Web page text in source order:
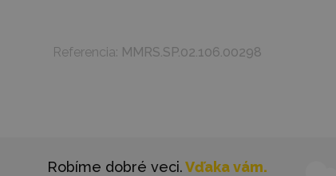
Referencia: MMRS.SP.02.106.00298
Robíme dobré veci.Vďaka vám.